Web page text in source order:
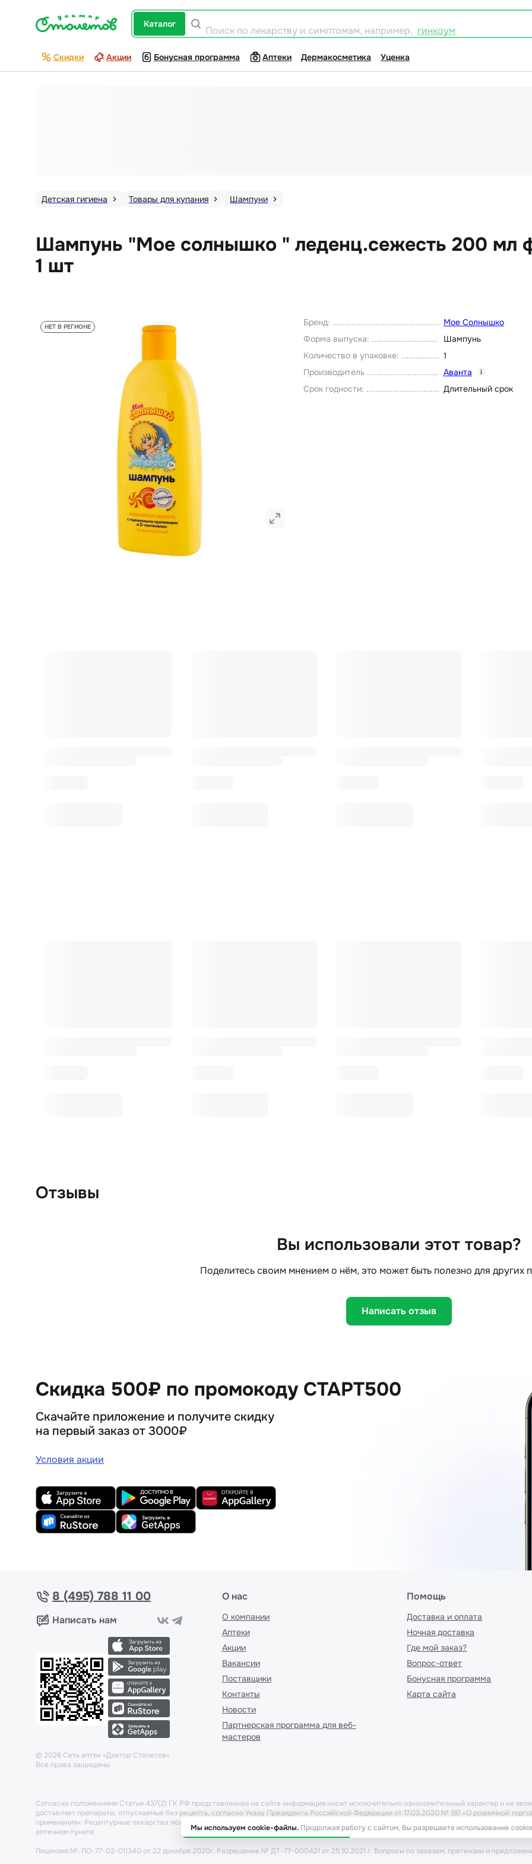
каталог
Поиск по лекарству и симптомам, например, гинкоум
Скидки Акции Бонусная программа Аптеки Дермакосметика Уценка
Детская гигиена Товары для купания Шампуни
Шампунь "Мое солнышко " леденц.сежесть 200 мл
1 шт
НЕТ В РЕГИОНЕ Бренд:
Мое Солнышко
Форма выпуска:
Шампунь
Количество в упаковке:
1
Производитель
Аванта i
Срок годности: Длительный срок
Отзывы
Вы использовали этот товар?
Поделитесь своим мнением о нём, это может быть полезно для других
Написать отзыв
Скидка 500₽ по промокоду СТАРТ500
Скачайте приложение и получите скидку
на первый заказ от 3000₽
Условия акции
8 (495) 788 11 00
Написать нам
© 2026 Сеть аптек «Доктор Столетов»
Все права защищены
О нас
О компании
Аптеки
Акции
Вакансии
Поставщики
Контакты
Новости
Партнерская программа для веб-
мастеров
Помощь
Доставка и оплата
Ночная доставка
Где мой заказ?
Вопрос-ответ
Бонусная программа
Карта сайта
Согласно положениями Статьи 437(2) ГК РФ представленная на сайте информация носит исключительно ознакомительный характер и не
доставляет препараты, отпускаемые без рецепта, согласно Указу Президента Российской Федерации от 17.03.2020 № 187 «О розничной
применения». Рецептурные лекарства можно забронировать и забрать в аптеке при предоставлении рецепта. Бронирование товара
аптечном пункте.
Лицензия №: ЛО-77-02-011340 от 22 декабря 2020г. Разрешение № ДТ-77-000421 от 25.10.2021 г. Вопросы по заказам, претензии и
Мы используем cookie-файлы. Продолжая работу с сайтом, Вы разрешаете использование